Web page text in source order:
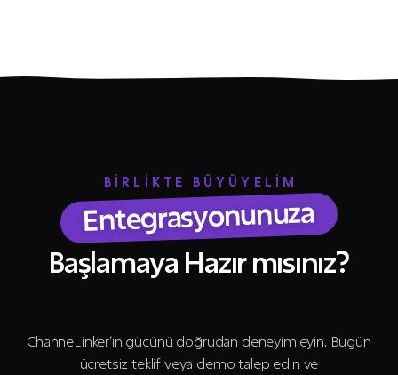
BİRLİKTE BÜYÜYELİM
Entegrasyonunuza
Başlamaya Hazır mısınız?
ChanneLinker’ın gücünü doğrudan deneyimleyin. Bugün
ücretsiz teklif veya demo talep edin ve